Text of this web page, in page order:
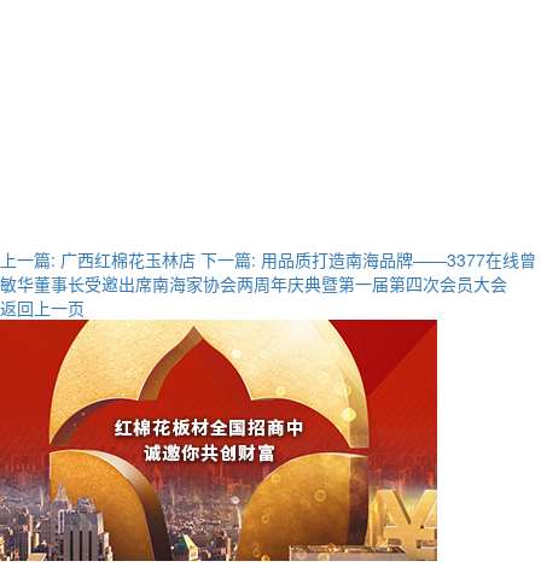
上一篇: 广西红棉花玉林店 下一篇: 用品质打造南海品牌——3377在线曾
敏华董事长受邀出席南海家协会两周年庆典暨第一届第四次会员大会
返回上一页